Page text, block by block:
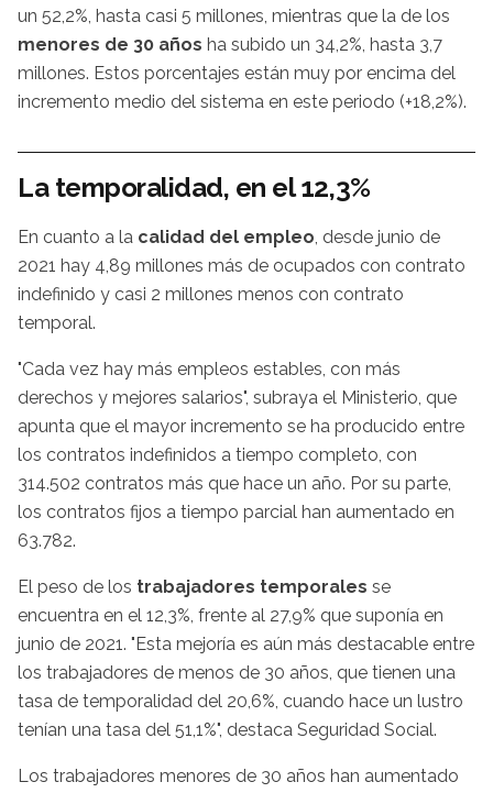
un 52,2%, hasta casi 5 millones, mientras que la de los
menores de 30 años ha subido un 34,2%, hasta 3,7
millones. Estos porcentajes están muy por encima del
incremento medio del sistema en este periodo (+18,2%).
La temporalidad, en el 12,3%
En cuanto a la calidad del empleo, desde junio de
2021 hay 4,89 millones más de ocupados con contrato
indefinido y casi 2 millones menos con contrato
temporal.
"Cada vez hay más empleos estables, con más
derechos y mejores salarios", subraya el Ministerio, que
apunta que el mayor incremento se ha producido entre
los contratos indefinidos a tiempo completo, con
314.502 contratos más que hace un año. Por su parte,
los contratos fijos a tiempo parcial han aumentado en
63.782.
El peso de los trabajadores temporales se
encuentra en el 12,3%, frente al 27,9% que suponía en
junio de 2021. "Esta mejoría es aún más destacable entre
los trabajadores de menos de 30 años, que tienen una
tasa de temporalidad del 20,6%, cuando hace un lustro
tenían una tasa del 51,1%", destaca Seguridad Social.
Los trabajadores menores de 30 años han aumentado